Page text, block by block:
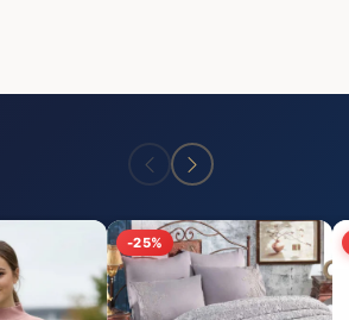
-25%